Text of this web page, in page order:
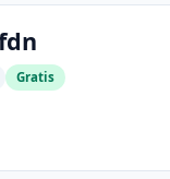
Gratis